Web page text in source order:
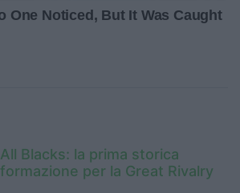
All Blacks: la prima storica
formazione per la Great Rivalry